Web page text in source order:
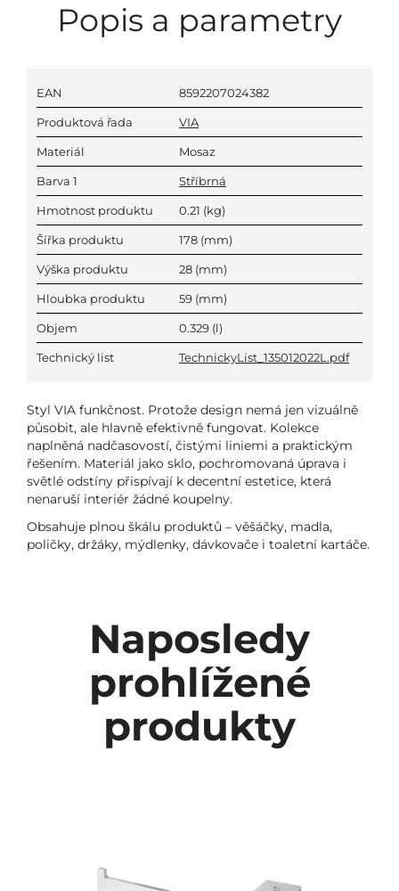
Popis a parametry
EAN 8592207024382
Produktová řada VIA
Materiál Mosaz
Barva 1 Stříbrná
Hmotnost produktu 0.21 (kg)
Šířka produktu 178 (mm)
Výška produktu 28 (mm)
Hloubka produktu 59 (mm)
Objem 0.329 (l)
Technický list TechnickyList_135012022L.pdf
Styl VIA funkčnost. Protože design nemá jen vizuálně
působit, ale hlavně efektivně fungovat. Kolekce
naplněná nadčasovostí, čistými liniemi a praktickým
řešením. Materiál jako sklo, pochromovaná úprava i
světlé odstíny přispívají k decentní estetice, která
nenaruší interiér žádné koupelny.
Obsahuje plnou škálu produktů – věšáčky, madla,
poličky, držáky, mýdlenky, dávkovače i toaletní kartáče.
Naposledy
prohlížené
produkty